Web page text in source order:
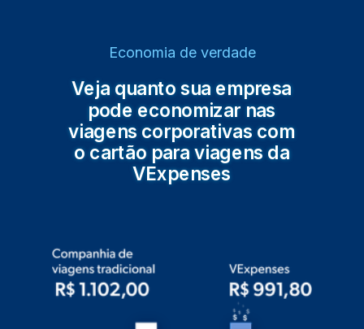
Veja quanto sua empresa
pode economizar nas
viagens corporativas com
o cartão para viagens da
VExpenses
Economia de verdade